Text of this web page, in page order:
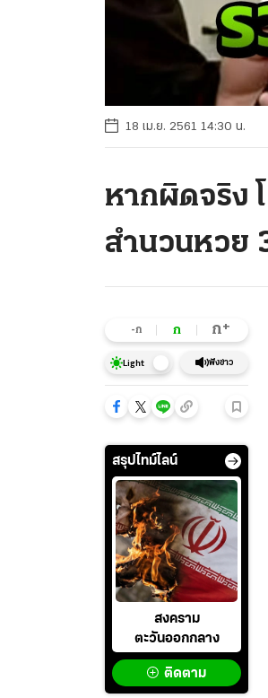
18 เม.ย. 2561 14:30 น.
หากผิดจริง
สำนวนหวย
-ก ก ก+
Light ฟังข่าว
สรุปไทม์ไลน์
สงคราม
ตะวันออกกลาง
ติดตาม